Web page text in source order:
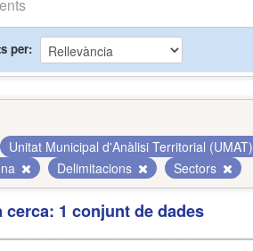
per
Unitat Municipal d'Anàlisi Territorial (UMAT)
Delimitacions Sectors
cerca: 1 conjunt de dades